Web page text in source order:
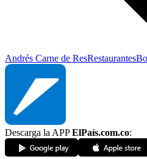
Andrés Carne de ResRestaurantes
Descarga la APPElPaís.com.co: